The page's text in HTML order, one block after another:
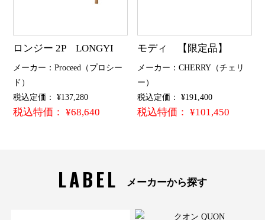
ロンジー 2P LONGYI
メーカー：Proceed（プロシー
ド）
税込定価： ¥137,280
税込特価： ¥68,640
モディ 【限定品】
メーカー：CHERRY（チェリ
ー）
税込定価： ¥191,400
税込特価： ¥101,450
LABEL メーカーから探す